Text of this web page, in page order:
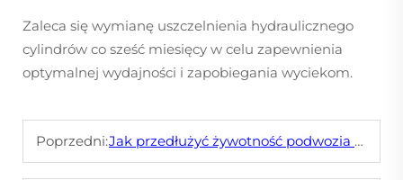
Zaleca się wymianę uszczelnienia hydraulicznego
cylindrów co sześć miesięcy w celu zapewnienia
optymalnej wydajności i zapobiegania wyciekom.
Poprzedni:Jak przedłużyć żywotność podwozia górniczego